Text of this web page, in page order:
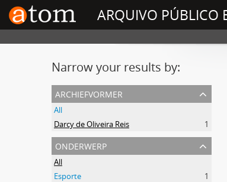
ARQUIVO PÚBLICO
Narrow your results by:
archiefvormer
All
Darcy de Oliveira Reis
1
onderwerp
All
Esporte
1